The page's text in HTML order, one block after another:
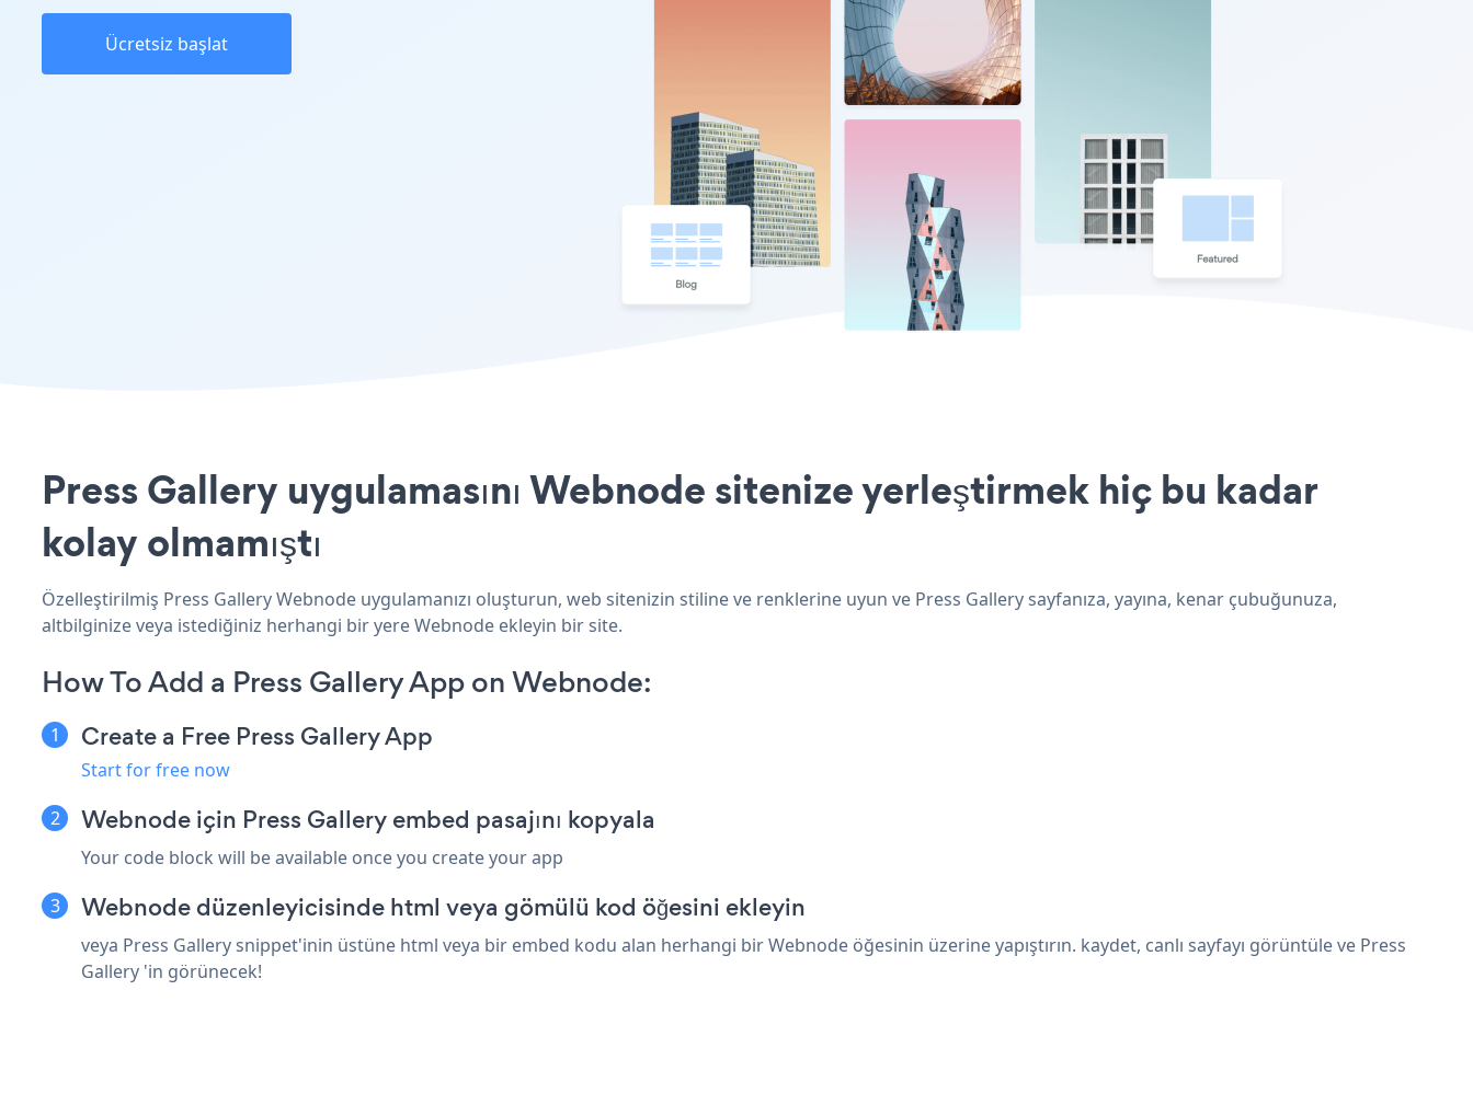
Ücretsiz başlat
Press Gallery uygulamasını Webnode sitenize yerleştirmek hiç bu kadar
kolay olmamıştı
Özelleştirilmiş Press Gallery Webnode uygulamanızı oluşturun, web sitenizin stiline ve renklerine uyun ve Press Gallery sayfanıza, yayına, kenar çubuğunuza,
altbilginize veya istediğiniz herhangi bir yere Webnode ekleyin bir site.
How To Add a Press Gallery App on Webnode:
Create a Free Press Gallery App
Start for free now
Webnode için Press Gallery embed pasajını kopyala
Your code block will be available once you create your app
Webnode düzenleyicisinde html veya gömülü kod öğesini ekleyin
veya Press Gallery snippet'inin üstüne html veya bir embed kodu alan herhangi bir Webnode öğesinin üzerine yapıştırın. kaydet, canlı sayfayı görüntüle ve Press
Gallery 'in görünecek!